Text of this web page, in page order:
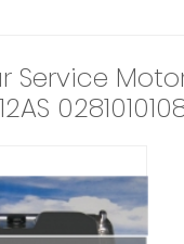
Service